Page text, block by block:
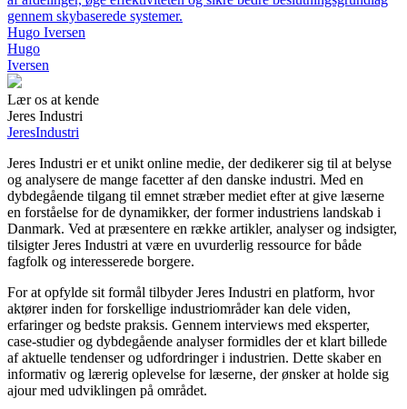
gennem skybaserede systemer.
Hugo Iversen
Hugo
Iversen
Lær os at kende
Jeres Industri
JeresIndustri
Jeres Industri er et unikt online medie, der dedikerer sig til at belyse
og analysere de mange facetter af den danske industri. Med en
dybdegående tilgang til emnet stræber mediet efter at give læserne
en forståelse for de dynamikker, der former industriens landskab i
Danmark. Ved at præsentere en række artikler, analyser og indsigter,
tilsigter Jeres Industri at være en uvurderlig ressource for både
fagfolk og interesserede borgere.
For at opfylde sit formål tilbyder Jeres Industri en platform, hvor
aktører inden for forskellige industriområder kan dele viden,
erfaringer og bedste praksis. Gennem interviews med eksperter,
case-studier og dybdegående analyser formidles der et klart billede
af aktuelle tendenser og udfordringer i industrien. Dette skaber en
informativ og lærerig oplevelse for læserne, der ønsker at holde sig
ajour med udviklingen på området.